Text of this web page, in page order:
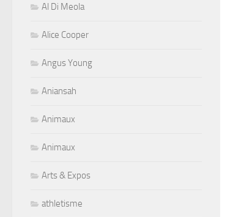
Al Di Meola
Alice Cooper
Angus Young
Aniansah
Animaux
Animaux
Arts & Expos
athletisme